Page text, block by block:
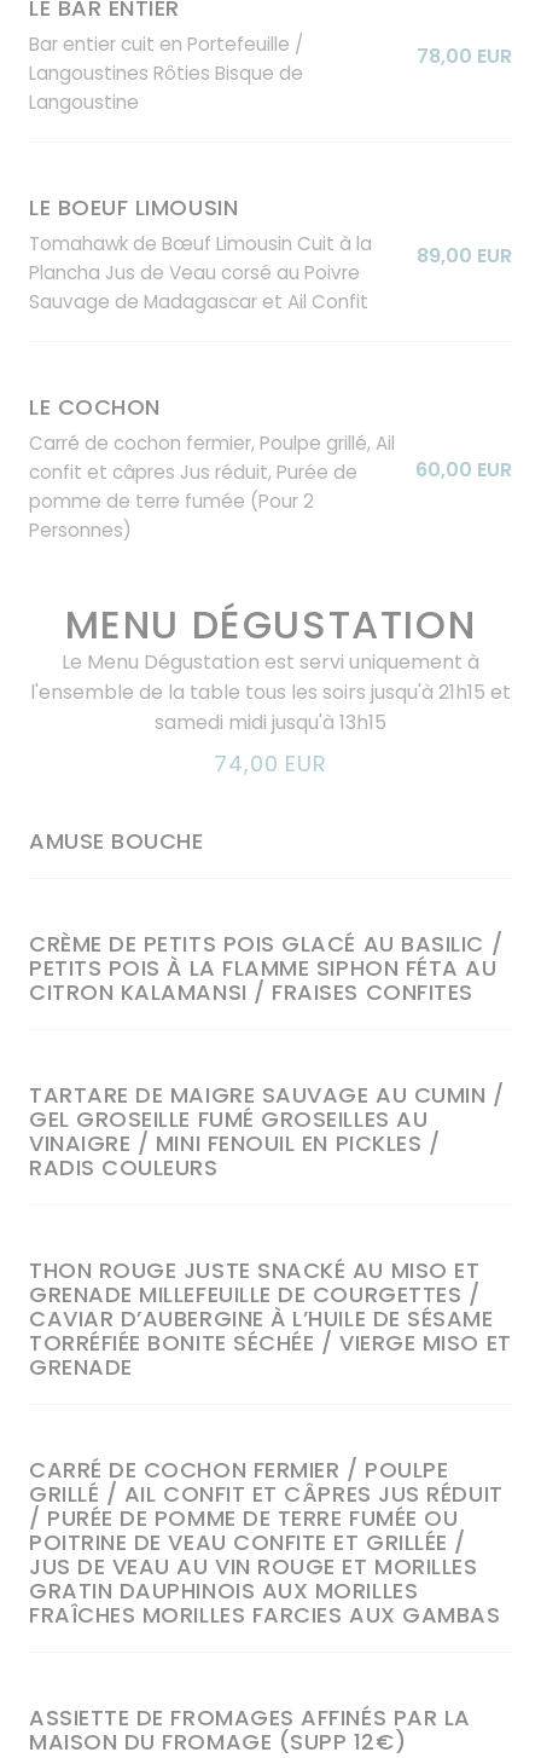
LE BAR ENTIER
Bar entier cuit en Portefeuille /
Langoustines Rôties Bisque de
Langoustine
78,00 EUR
LE BOEUF LIMOUSIN
Tomahawk de Bœuf Limousin Cuit à la
Plancha Jus de Veau corsé au Poivre
Sauvage de Madagascar et Ail Confit
89,00 EUR
LE COCHON
Carré de cochon fermier, Poulpe grillé, Ail
confit et câpres Jus réduit, Purée de
pomme de terre fumée (Pour 2
Personnes)
60,00 EUR
MENU DÉGUSTATION
Le Menu Dégustation est servi uniquement à
l'ensemble de la table tous les soirs jusqu'à 21h15 et
samedi midi jusqu'à 13h15
74,00 EUR
AMUSE BOUCHE
CRÈME DE PETITS POIS GLACÉ AU BASILIC /
PETITS POIS À LA FLAMME SIPHON FÉTA AU
CITRON KALAMANSI / FRAISES CONFITES
TARTARE DE MAIGRE SAUVAGE AU CUMIN /
GEL GROSEILLE FUMÉ GROSEILLES AU
VINAIGRE / MINI FENOUIL EN PICKLES /
RADIS COULEURS
THON ROUGE JUSTE SNACKÉ AU MISO ET
GRENADE MILLEFEUILLE DE COURGETTES /
CAVIAR D’AUBERGINE À L’HUILE DE SÉSAME
TORRÉFIÉE BONITE SÉCHÉE / VIERGE MISO ET
GRENADE
CARRÉ DE COCHON FERMIER / POULPE
GRILLÉ / AIL CONFIT ET CÂPRES JUS RÉDUIT
/ PURÉE DE POMME DE TERRE FUMÉE OU
POITRINE DE VEAU CONFITE ET GRILLÉE /
JUS DE VEAU AU VIN ROUGE ET MORILLES
GRATIN DAUPHINOIS AUX MORILLES
FRAÎCHES MORILLES FARCIES AUX GAMBAS
ASSIETTE DE FROMAGES AFFINÉS PAR LA
MAISON DU FROMAGE (SUPP 12€)